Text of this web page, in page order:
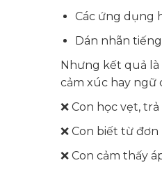
Các ứng dụng
Dán nhãn
Nhưng kết quả là
cảm xúc hay ngữ
❌ Con học vẹt,
❌ Con biết từ
❌ Con cảm thấy